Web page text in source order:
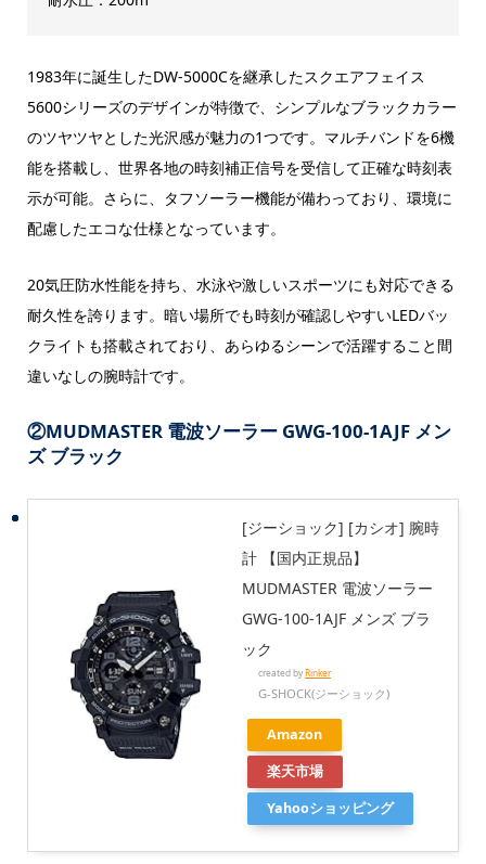
1983年に誕生したDW-5000Cを継承したスクエアフェイス
5600シリーズのデザインが特徴で、シンプルなブラックカラー
のツヤツヤとした光沢感が魅力の1つです。マルチバンドを6機
能を搭載し、世界各地の時刻補正信号を受信して正確な時刻表
示が可能。さらに、タフソーラー機能が備わっており、環境に
配慮したエコな仕様となっています。
20気圧防水性能を持ち、水泳や激しいスポーツにも対応できる
耐久性を誇ります。暗い場所でも時刻が確認しやすいLEDバッ
クライトも搭載されており、あらゆるシーンで活躍すること間
違いなしの腕時計です。
②MUDMASTER 電波ソーラー GWG-100-1AJF メン
ズ ブラック
[ジーショック] [カシオ] 腕時
計 【国内正規品】
MUDMASTER 電波ソーラー
GWG-100-1AJF メンズ ブラ
ック
created byRinker
G-SHOCK(ジーショック)
Amazon
楽天市場
Yahooショッピング